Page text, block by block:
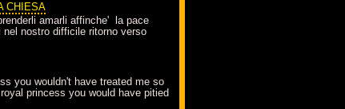
CHIESA
amarli affinche' la pace
nostro difficile ritorno verso
you wouldn't have treated me so
princess you would have pitied